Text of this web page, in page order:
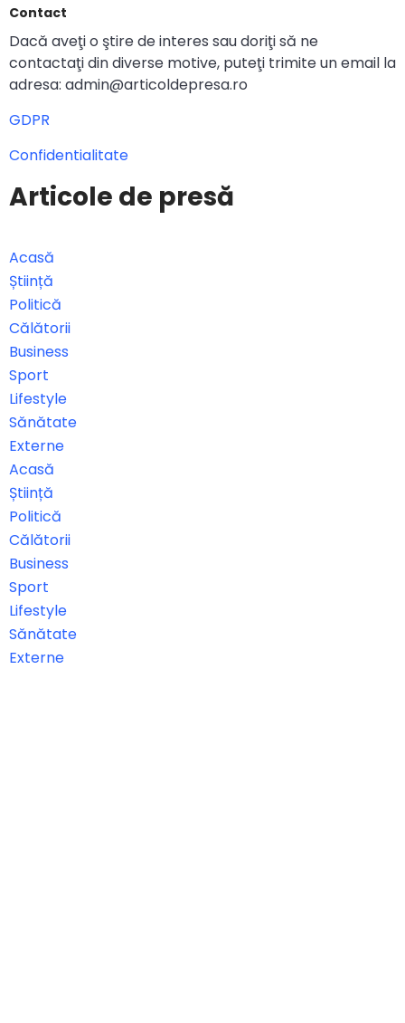
Contact
Dacă aveţi o ştire de interes sau doriţi să ne
contactaţi din diverse motive, puteţi trimite un email la
adresa: admin@articoldepresa.ro
GDPR
Confidentialitate
Articole de presă
Acasă
Știință
Politică
Călătorii
Business
Sport
Lifestyle
Sănătate
Externe
Acasă
Știință
Politică
Călătorii
Business
Sport
Lifestyle
Sănătate
Externe